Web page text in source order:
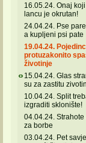
16.05.24. Onaj
lancu je okrutan!
24.04.24. Pse
a kupljeni psi pate
19.04.24.
protuzakonito
životinje
15.04.24. Glas
su za zastitu
10.04.24. Split
izgraditi sklonište!
04.04.24.
za borbe
03.04.24. Pet